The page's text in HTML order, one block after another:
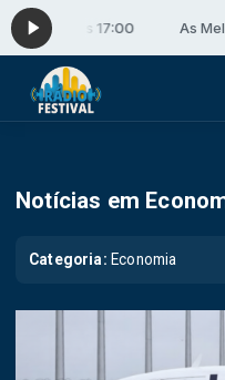
às 17:00 As
Notícias em
Categoria: Economia